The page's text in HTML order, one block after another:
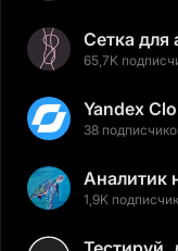
Сетка для
65,7K
Yandex
38
Аналитик
Неверов
1,9K подписчик